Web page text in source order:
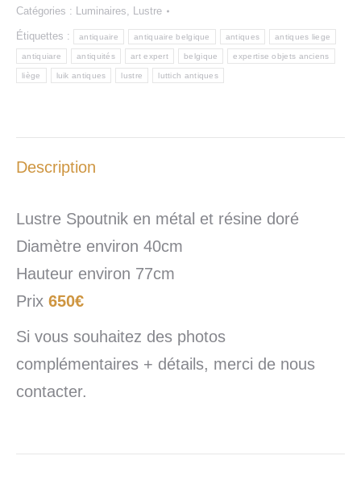
Catégories : Luminaires, Lustre
Étiquettes : antiquaire antiquaire belgique antiques antiques liege
antiquiare antiquités art expert belgique expertise objets anciens
liège luik antiques lustre luttich antiques
Description
Lustre Spoutnik en métal et résine doré
Diamètre environ 40cm
Hauteur environ 77cm
Prix 650€
Si vous souhaitez des photos
complémentaires + détails, merci de nous
contacter.